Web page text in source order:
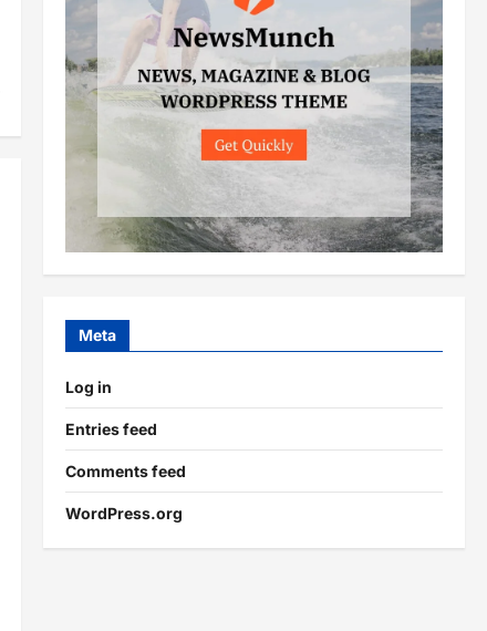
Meta
Log in
Entries feed
Comments feed
WordPress.org